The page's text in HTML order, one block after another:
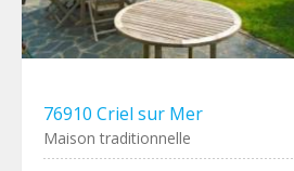
76910 Criel sur Mer
Maison traditionnelle